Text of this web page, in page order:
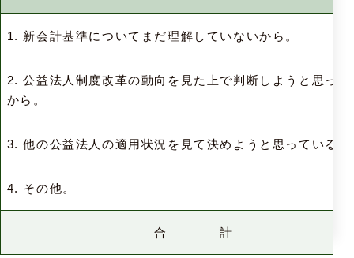
1. 新会計基準についてまだ理解していないから。
2. 公益法人制度改革の動向を見た上で判断しようと思って
から。
3. 他の公益法人の適用状況を見て決めようと思っているか
4. その他。
合 計